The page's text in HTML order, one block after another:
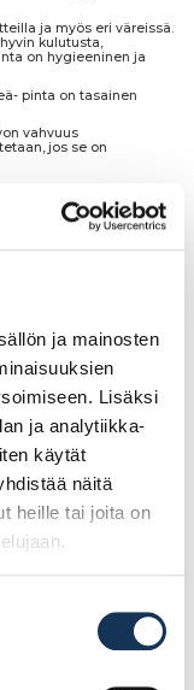
ja mainosten
Lisäksi
ja analytiikka-
käytät
näitä
heille tai joita on
ja myös eri väreissä.
kulutusta,
on hygieeninen ja
pinta on tasainen
vahvuus
jos se on
muotoilut, aukotukset,